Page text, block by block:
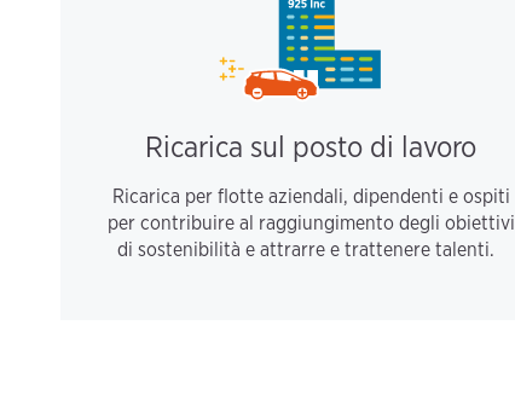
Ricarica sul posto di lavoro
Ricarica per flotte aziendali, dipendenti e ospiti
per contribuire al raggiungimento degli obiettivi
di sostenibilità e attrarre e trattenere talenti.